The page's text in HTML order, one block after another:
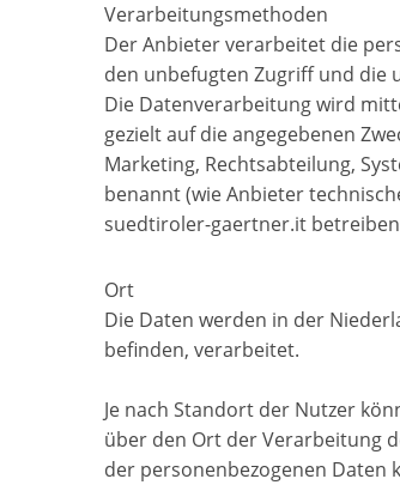
Verarbeitungsmethoden
Der Anbieter verarbeitet die
den unbefugten Zugriff und die
Die Datenverarbeitung wird
gezielt auf die angegebenen
Marketing, Rechtsabteilung,
benannt (wie Anbieter
suedtiroler-gaertner.it
Ort
Die Daten werden in der
befinden, verarbeitet.
Je nach Standort der Nutzer
über den Ort der Verarbeitung
der personenbezogenen Daten